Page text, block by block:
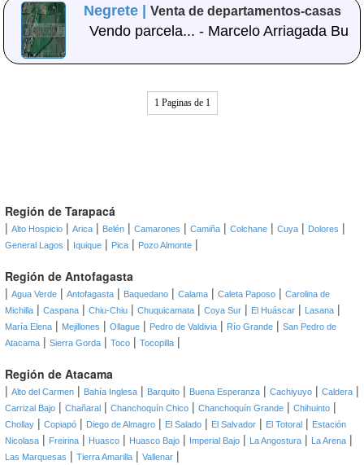
Negrete |Venta de departamentos-casas
Vendo parcela... - Marcelo Arriagada Bu
1 Paginas de 1
Región de Tarapacá
| Alto Hospicio | Arica | Belén | Camarones | Camiña | Colchane | Cuya | Dolores |
General Lagos | Iquique | Pica | Pozo Almonte |
Región de Antofagasta
| Agua Verde | Antofagasta | Baquedano | Calama | Caleta Paposo | Carolina de
Michilla | Caspana | Chiu-Chiu | Chuquicamata | Coya Sur | El Huáscar | Lasana |
María Elena | Mejillones | Ollague | Pedro de Valdivia | Río Grande | San Pedro de
Atacama | Sierra Gorda | Toco | Tocopilla |
Región de Atacama
| Alto del Carmen | Bahía Inglesa | Barquito | Buena Esperanza | Cachiyuyo | Caldera |
Carrizal Bajo | Chañaral | Chanchoquín Chico | Chanchoquín Grande | Chihuinto |
Chollay | Copiapó | Diego de Almagro | El Salado | El Salvador | El Totoral | Estación
Nicolasa | Freirina | Huasco | Huasco Bajo | Imperial Bajo | La Angostura | La Arena |
Las Marquesas | Tierra Amarilla | Vallenar |